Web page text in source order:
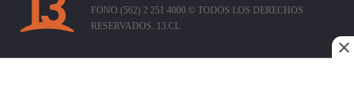
FONO (562) 2 251 4000 © TODOS LOS DERECHOS
RESERVADOS. 13.CL